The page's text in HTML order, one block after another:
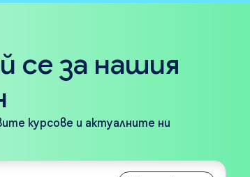
се за нашия
курсове и актуалните ни